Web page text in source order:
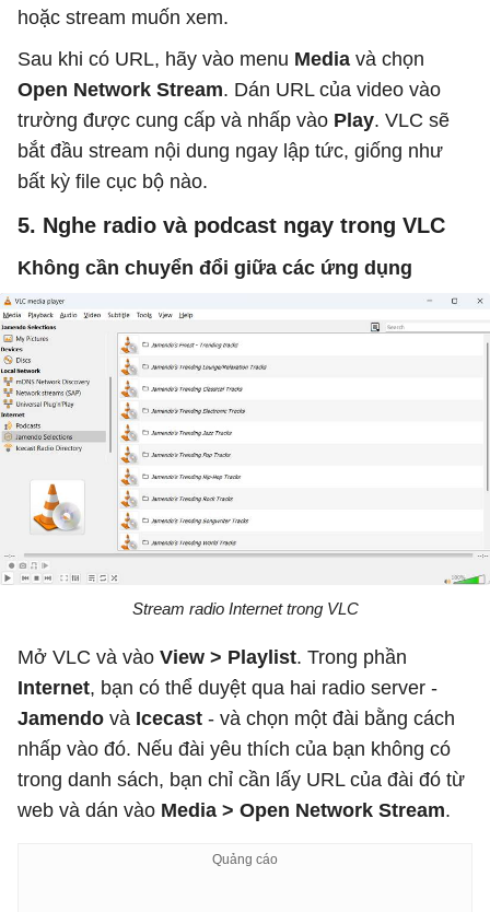
hoặc stream muốn xem.
Sau khi có URL, hãy vào menu Media và chọn
Open Network Stream. Dán URL của video vào
trường được cung cấp và nhấp vào Play. VLC sẽ
bắt đầu stream nội dung ngay lập tức, giống như
bất kỳ file cục bộ nào.
5. Nghe radio và podcast ngay trong VLC
Không cần chuyển đổi giữa các ứng dụng
Stream radio Internet trong VLC
Mở VLC và vào View > Playlist. Trong phần
Internet, bạn có thể duyệt qua hai radio server -
Jamendo và Icecast - và chọn một đài bằng cách
nhấp vào đó. Nếu đài yêu thích của bạn không có
trong danh sách, bạn chỉ cần lấy URL của đài đó từ
web và dán vào Media > Open Network Stream.